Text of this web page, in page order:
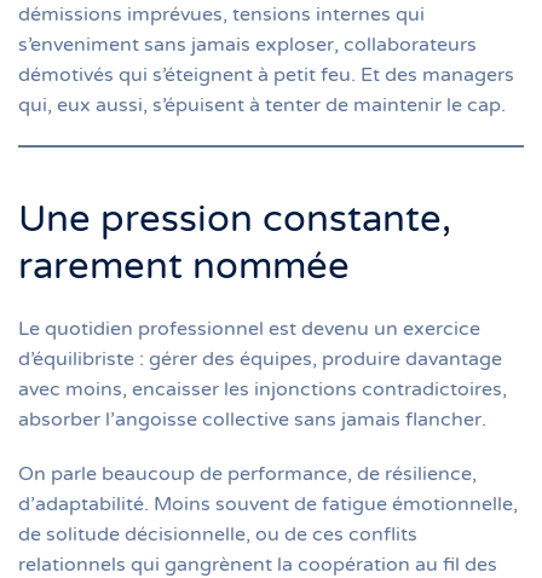
démissions imprévues, tensions internes qui
s’enveniment sans jamais exploser, collaborateurs
démotivés qui s’éteignent à petit feu. Et des managers
qui, eux aussi, s’épuisent à tenter de maintenir le cap.
Une pression constante,
rarement nommée
Le quotidien professionnel est devenu un exercice
d’équilibriste : gérer des équipes, produire davantage
avec moins, encaisser les injonctions contradictoires,
absorber l’angoisse collective sans jamais flancher.
On parle beaucoup de performance, de résilience,
d’adaptabilité. Moins souvent de fatigue émotionnelle,
de solitude décisionnelle, ou de ces conflits
relationnels qui gangrènent la coopération au fil des